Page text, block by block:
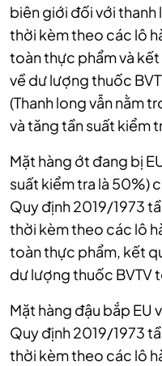
biên giới đối với
thời kèm theo các lô
toàn thực phẩm và
về dư lượng thuốc
(Thanh long vẫn nằm
và tăng tần suất kiểm
Mặt hàng ớt đang bị
suất kiểm tra là 50%)
Quy định 2019/1973
thời kèm theo các lô
toàn thực phẩm, kết
dư lượng thuốc BVTV
Mặt hàng đậu bắp EU
Quy định 2019/1973
thời kèm theo các lô